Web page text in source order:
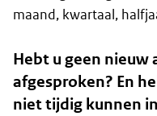
maand, kwartaal,
Hebt u geen nieuw
afgesproken? En
niet tijdig kunnen